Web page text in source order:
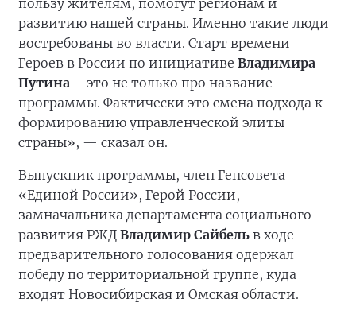
пользу жителям, помогут регионам и
развитию нашей страны. Именно такие люди
востребованы во власти. Старт времени
Героев в России по инициативе Владимира
Путина – это не только про название
программы. Фактически это смена подхода к
формированию управленческой элиты
страны», — сказал он.
Выпускник программы, член Генсовета
«Единой России», Герой России,
замначальника департамента социального
развития РЖД Владимир Сайбель в ходе
предварительного голосования одержал
победу по территориальной группе, куда
входят Новосибирская и Омская области.